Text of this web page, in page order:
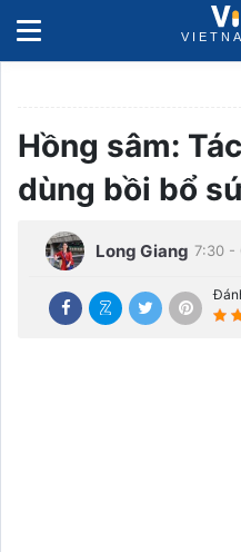
Hồng sâm:
dùng bồi bổ
Long Giang 7:30 -